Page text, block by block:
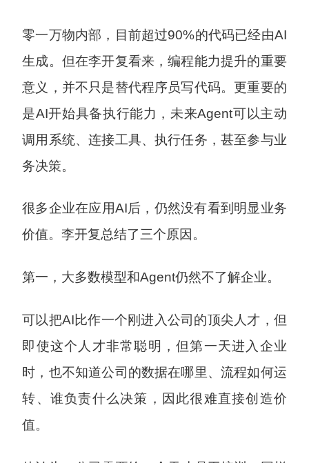
零一万物内部，目前超过90%的代码已经由AI
生成。但在李开复看来，编程能力提升的重要
意义，并不只是替代程序员写代码。更重要的
是AI开始具备执行能力，未来Agent可以主动
调用系统、连接工具、执行任务，甚至参与业
务决策。
很多企业在应用AI后，仍然没有看到明显业务
价值。李开复总结了三个原因。
第一，大多数模型和Agent仍然不了解企业。
可以把AI比作一个刚进入公司的顶尖人才，但
即使这个人才非常聪明，但第一天进入企业
时，也不知道公司的数据在哪里、流程如何运
转、谁负责什么决策，因此很难直接创造价
值。